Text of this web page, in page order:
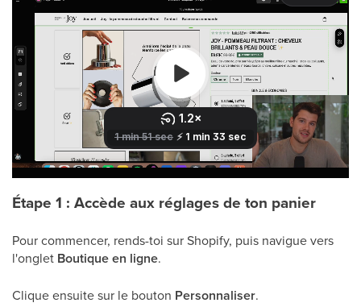
Étape 1 : Accède aux réglages de ton panier
Pour commencer, rends-toi sur Shopify, puis navigue vers
l'onglet Boutique en ligne.
Clique ensuite sur le bouton Personnaliser.